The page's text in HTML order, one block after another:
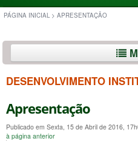
PÁGINA INICIAL > APRESENTAÇÃO
DESENVOLVIMENTO
Apresentação
Publicado em Sexta, 15 de Abril de 2016,
à página anterior